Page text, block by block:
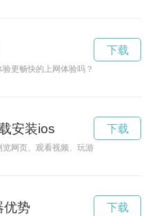
更畅快的上网体验吗？那就快来下载
下载
安装ios
网页、观看视频、玩游戏吗？小熊加
下载
优势 下载